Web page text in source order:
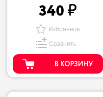
340
Избранное
Сравнить
В КОРЗИНУ